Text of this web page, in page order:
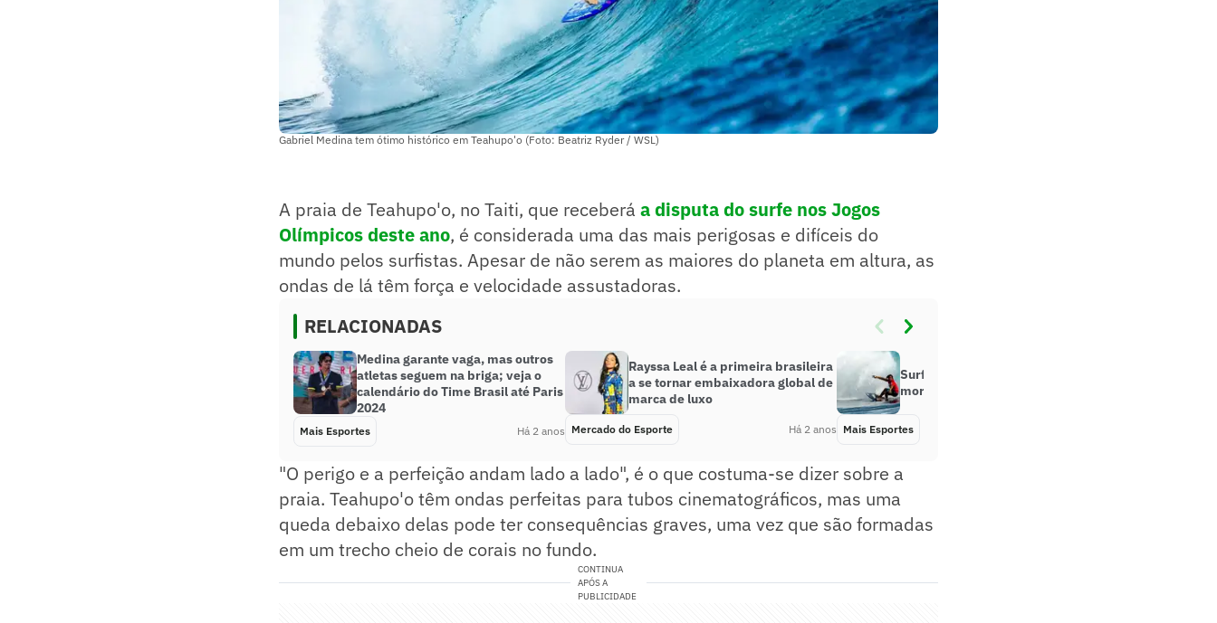
Gabriel Medina tem ótimo histórico em Teahupo'o (Foto: Beatriz Ryder / WSL)
A praia de Teahupo'o, no Taiti, que receberá a disputa do surfe nos Jogos
Olímpicos deste ano, é considerada uma das mais perigosas e difíceis do
mundo pelos surfistas. Apesar de não serem as maiores do planeta em altura, as
ondas de lá têm força e velocidade assustadoras.
RELACIONADAS
Medina garante vaga, mas outros
atletas seguem na briga; veja o
calendário do Time Brasil até Paris
2024
Mais Esportes Há 2 anos
Rayssa Leal é a primeira brasileira
a se tornar embaixadora global de
marca de luxo
Mercado do Esporte Há 2 anos
Surfista australiano é encontrado
morto na Indonésia
Mais Esportes
"O perigo e a perfeição andam lado a lado", é o que costuma-se dizer sobre a
praia. Teahupo'o têm ondas perfeitas para tubos cinematográficos, mas uma
queda debaixo delas pode ter consequências graves, uma vez que são formadas
em um trecho cheio de corais no fundo.
CONTINUA
APÓS A
PUBLICIDADE